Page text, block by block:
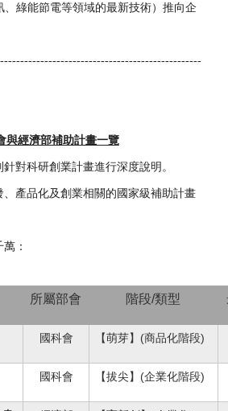
綠能節電等領域的最新技術） 推向企
-----------------------------------------------
與經濟部補助計畫一覽
對科研創業計畫進行深度說明。
、產品化及創業相關的國家級補助計畫
：
所屬部會 階段/類型
國科會 【萌芽】(商品化階段)
國科會 【拔尖】(企業化階段)